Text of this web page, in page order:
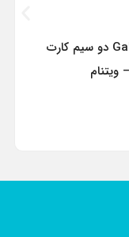
گوشی موبایل سامسونگ مدل Galaxy A26 دو سیم کارت